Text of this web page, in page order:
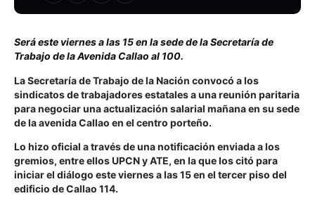
Será este viernes a las 15 en la sede de la Secretaría de
Trabajo de la Avenida Callao al 100.
La Secretaría de Trabajo de la Nación convocó a los
sindicatos de trabajadores estatales a una reunión paritaria
para negociar una actualización salarial mañana en su sede
de la avenida Callao en el centro porteño.
Lo hizo oficial a través de una notificación enviada a los
gremios, entre ellos UPCN y ATE, en la que los citó para
iniciar el diálogo este viernes a las 15 en el tercer piso del
edificio de Callao 114.